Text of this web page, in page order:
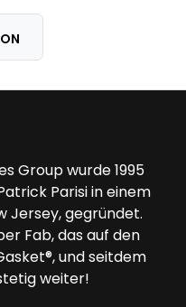
Group wurde 1995
Parisi in einem
Jersey, gegründet.
Fab, das auf den
und seitdem
weiter!